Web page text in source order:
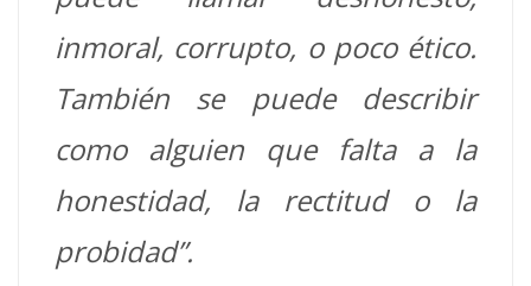
inmoral, corrupto, o poco ético.
También se puede describir
como alguien que falta a la
honestidad, la rectitud o la
probidad”.